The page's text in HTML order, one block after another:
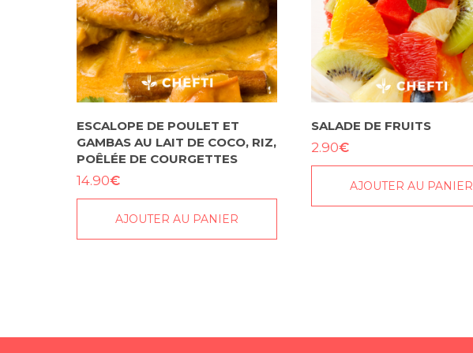
ESCALOPE DE POULET ET
GAMBAS AU LAIT DE COCO, RIZ,
POÊLÉE DE COURGETTES
14.90€
AJOUTER AU PANIER
SALADE DE FRUITS
2.90€
AJOUTER AU PANIER